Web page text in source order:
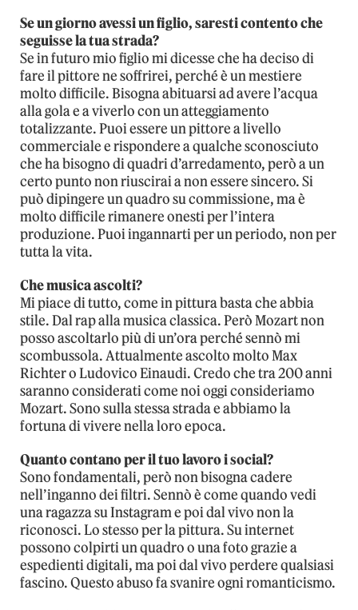
Se un giorno avessi un figlio, saresti contento che
seguisse la tua strada?
Se in futuro mio figlio mi dicesse che ha deciso di
fare il pittore ne soffrirei, perché è un mestiere
molto difficile. Bisogna abituarsi ad avere l’acqua
alla gola e a viverlo con un atteggiamento
totalizzante. Puoi essere un pittore a livello
commerciale e rispondere a qualche sconosciuto
che ha bisogno di quadri d’arredamento, però a un
certo punto non riuscirai a non essere sincero. Si
può dipingere un quadro su commissione, ma è
molto difficile rimanere onesti per l’intera
produzione. Puoi ingannarti per un periodo, non per
tutta la vita.
Che musica ascolti?
Mi piace di tutto, come in pittura basta che abbia
stile. Dal rap alla musica classica. Però Mozart non
posso ascoltarlo più di un’ora perché sennò mi
scombussola. Attualmente ascolto molto Max
Richter o Ludovico Einaudi. Credo che tra 200 anni
saranno considerati come noi oggi consideriamo
Mozart. Sono sulla stessa strada e abbiamo la
fortuna di vivere nella loro epoca.
Quanto contano per il tuo lavoro i social?
Sono fondamentali, però non bisogna cadere
nell’inganno dei filtri. Sennò è come quando vedi
una ragazza su Instagram e poi dal vivo non la
riconosci. Lo stesso per la pittura. Su internet
possono colpirti un quadro o una foto grazie a
espedienti digitali, ma poi dal vivo perdere qualsiasi
fascino. Questo abuso fa svanire ogni romanticismo.